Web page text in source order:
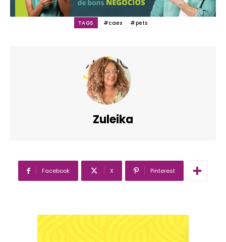
TAGS #caes #pets
Zuleika
Facebook X Pinterest